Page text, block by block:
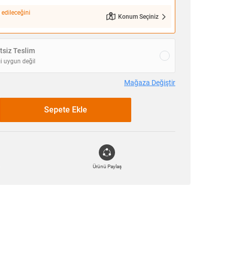
Konum Seçiniz
Teslim
uygun değil
Mağaza Değiştir
Sepete Ekle
Ürünü Paylaş